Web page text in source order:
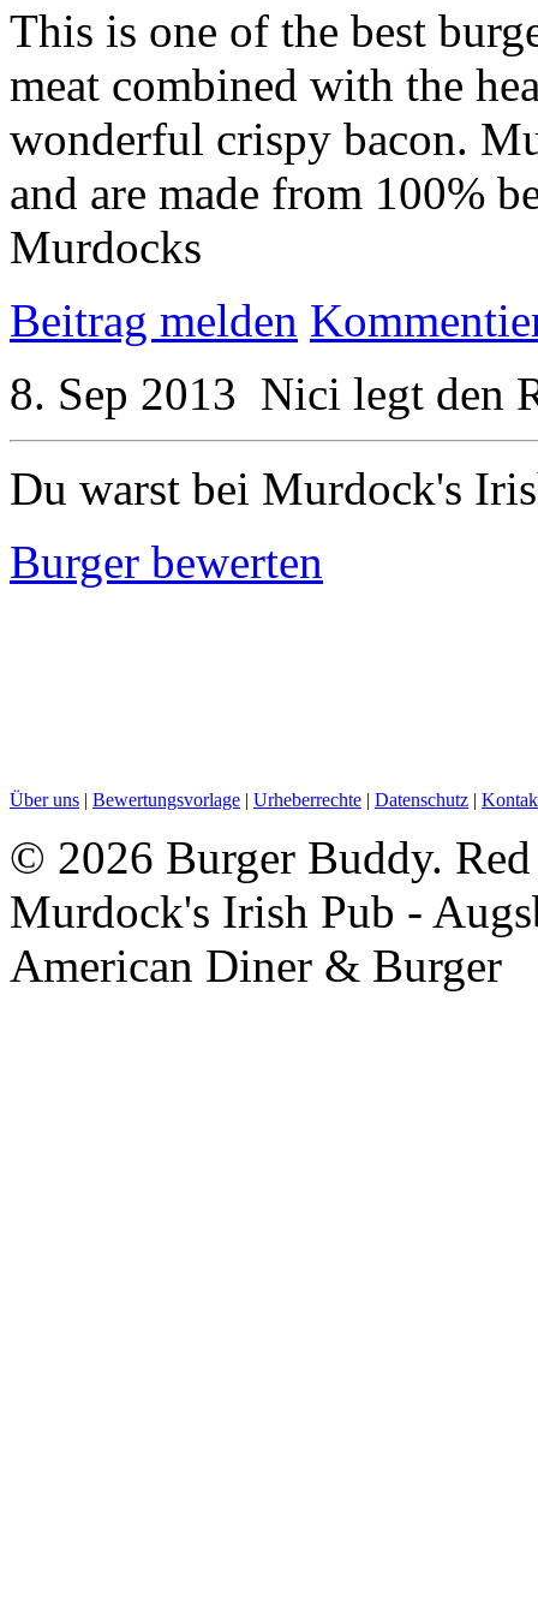
This is one of the best
meat combined with the
wonderful crispy bacon.
and are made from 100%
Murdocks
Beitrag melden
8. Sep 2013 Nici legt den
Du warst bei Murdock's
Burger bewerten
Über uns | Bewertungsvorlage | Urheberrechte | Datenschutz |
© 2026 Burger Buddy.
Murdock's Irish Pub -
American Diner & Burger